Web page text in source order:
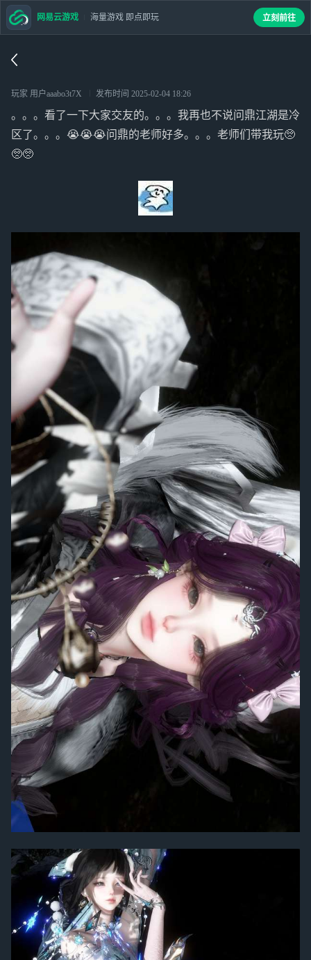
玩家 用户aaabo3t7X 发布时间 2025-02-04 18:26
。。。看了一下大家交友的。。。我再也不说问鼎江湖是冷
区了。。。😭😭😭问鼎的老师好多。。。老师们带我玩🥺
🥺🥺
网易云游戏 海量游戏 即点即玩 立刻前往